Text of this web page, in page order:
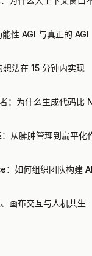
性 AGI 与真正的 AGI
想法在 15 分钟内实现
：为什么生成代码比
从臃肿管理到扁平化
如何组织团队构建
画布交互与人机共生